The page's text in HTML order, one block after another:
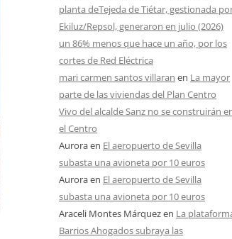
planta deTejeda de Tiétar, gestionada
Ekiluz/Repsol, generaron en julio (2026)
un 86% menos que hace un año, por los
cortes de Red Eléctrica
mari carmen santos villaran en La mayor
parte de las viviendas del Plan Centro
Vivo del alcalde Sanz no se construirán
el Centro
Auroraen El aeropuerto de Sevilla
subasta una avioneta por 10 euros
Auroraen El aeropuerto de Sevilla
subasta una avioneta por 10 euros
Araceli Montes Márquezen La
Barrios Ahogados subraya las